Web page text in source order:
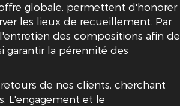
globale, permettent d'honorer
les lieux de recueillement. Par
des compositions afin de
garantir la pérennité des
de nos clients, cherchant
L'engagement et le